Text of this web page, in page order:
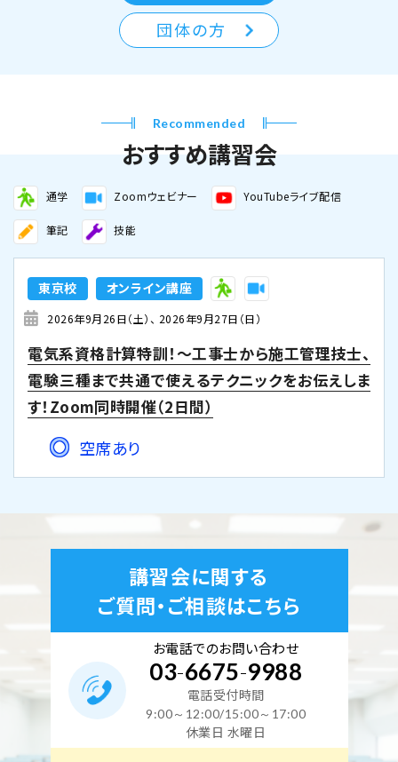
団体の方
Recommended
おすすめ講習会
通学 Zoomウェビナー YouTubeライブ配信
筆記 技能
東京校 オンライン講座
2026年9月26日（土） 2026年9月27日（日）
電気系資格計算特訓！～工事士から施工管理技士、
電験三種まで共通で使えるテクニックをお伝えしま
す！Zoom同時開催（2日間）
空席あり
講習会に関する
ご質問・ご相談はこちら
お電話でのお問い合わせ
03-6675-9988
電話受付時間
9:00～12:00/15:00～17:00
休業日 水曜日